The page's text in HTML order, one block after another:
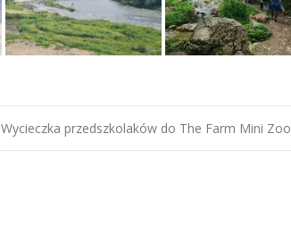
Wycieczka przedszkolaków do The Farm Mini Zoo